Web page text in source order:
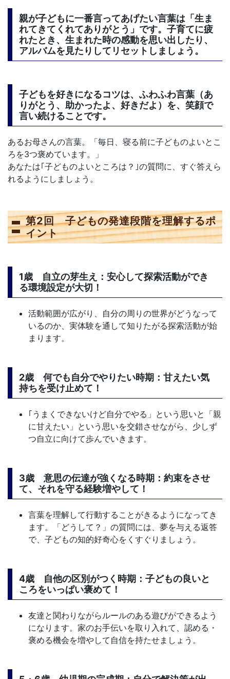
親が子どもに一番言ってあげたい言葉は「生ま
れてきてくれてありがとう」です。子育てに疲
れたとき、生まれた時の感動を思い出したり、
アルバムを見たりしてリセットしましょう。
子どもを好きになるコツは、ふわふわ言葉（あ
りがとう、助かったよ、好きだよ）を、笑顔で
言い続けることです。
あるお母さんの言葉。「毎日、寝る前に子どものよいとこ
ろを3つ褒めています。」
あなたは｢子どものよいところは？｣の質問に、すぐ答えら
れるようにしましょう。
第2回 子どもの発達段階を理解するポ
イント
1歳 自立の芽生え：安心して探索活動ができ
る環境設定が大切！
活動範囲が広がり、自分の周りの世界がどうなって
いるのか、実体験を通して知りたがる探索活動が始
まります。
2歳 何でも自分でやりたい時期：甘えたい気
持ちを受け止めて！
｢うまくできないけど自分でやる」という思いと「親
に甘えたい」という思いを交錯させながら、少しず
つ自立に向けて歩んでいきます。
3歳 意思の伝達が強くなる時期：約束をさせ
て、それを守る経験増やして！
言葉を理解して行動することがきるようになってき
ます。「どうして？」の質問には、夢を与える返答
で、子どもの知的好奇心をくすぐりましょう。
4歳 自他の区別がつく時期：子どもの良いと
ころをいっぱい褒めて！
友達と関わりながらルールのある遊びができるよう
になります。家のお手伝いを取り入れて、認める・
褒める機会を増やして自信を持たせましょう。